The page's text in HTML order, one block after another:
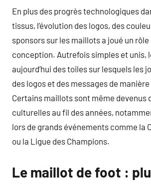
En plus des progrès technologiques
tissus, l’évolution des logos, des
sponsors sur les maillots a joué un
conception. Autrefois simples et unis,
aujourd’hui des toiles sur lesquels les
des logos et des messages de
Certains maillots sont même devenus
culturelles au fil des années,
lors de grands événements comme la
ou la Ligue des Champions.
Le maillot de foot :